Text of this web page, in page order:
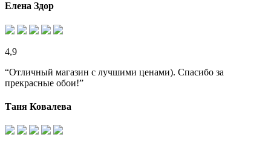
Елена Здор
4,9
“Отличный магазин с лучшими ценами). Спасибо за
прекрасные обои!”
Таня Ковалева